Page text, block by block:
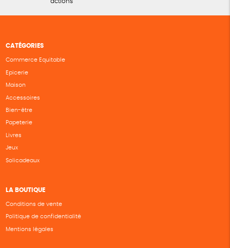
CATÉGORIES
Commerce Equitable
Epicerie
Maison
Accessoires
Bien-être
Papeterie
Livres
Jeux
Solicadeaux
LA BOUTIQUE
Conditions de vente
Politique de confidentialité
Mentions légales